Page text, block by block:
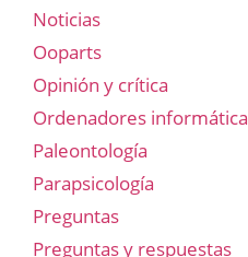
Noticias
Ooparts
Opinión y crítica
Ordenadores informática
Paleontología
Parapsicología
Preguntas
Preguntas y respuestas